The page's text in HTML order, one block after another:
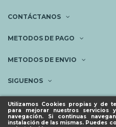
Utilizamos Cookies propias y de
para mejorar nuestros servicios
navegación. Si continuas
instalación de las mismas. Puedes
CONTÁCTANOS
METODOS DE PAGO
METODOS DE ENVIO
SIGUENOS
NEWSLETTER